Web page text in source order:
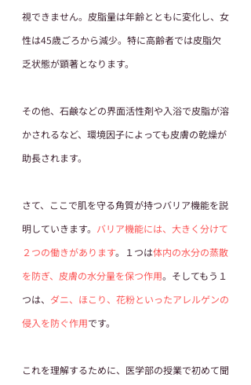
視できません。皮脂量は年齢とともに変化し、女
性は45歳ごろから減少。特に高齢者では皮脂欠
乏状態が顕著となります。
その他、石鹸などの界面活性剤や入浴で皮脂が溶
かされるなど、環境因子によっても皮膚の乾燥が
助長されます。
さて、ここで肌を守る角質が持つバリア機能を説
明していきます。 バリア機能には、大きく分けて
２つの働きがあります。１つは体内の水分の蒸散
を防ぎ、皮膚の水分量を保つ作用。そしてもう１
つは、 ダニ、ほこり、花粉といったアレルゲンの
侵入を防ぐ作用です。
これを理解するために、医学部の授業で初めて聞